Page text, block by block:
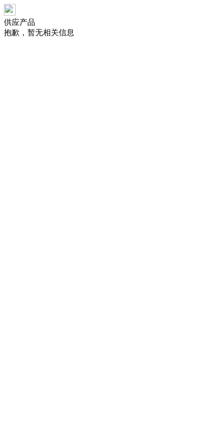
供应产品
抱歉，暂无相关信息